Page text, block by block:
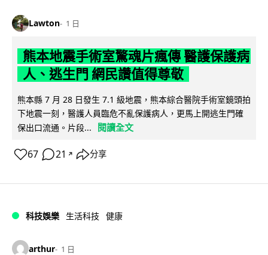
Lawton 1 日
熊本地震手術室驚魂片瘋傳 醫護保護病
人、逃生門 網民讚值得尊敬
熊本縣 7 月 28 日發生 7.1 級地震，熊本綜合醫院手術室鏡頭拍
下地震一刻，醫護人員臨危不亂保護病人，更馬上開逃生門確
保出口流通。片段...
閱讀全文
67 21 ↗ 分享
科技娛樂 生活科技 健康
arthur 1 日